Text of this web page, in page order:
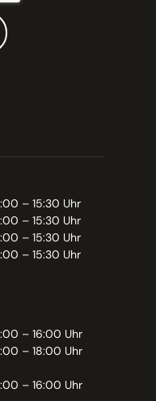
– 15:30 Uhr
– 15:30 Uhr
– 15:30 Uhr
– 15:30 Uhr
– 16:00 Uhr
– 18:00 Uhr
– 16:00 Uhr